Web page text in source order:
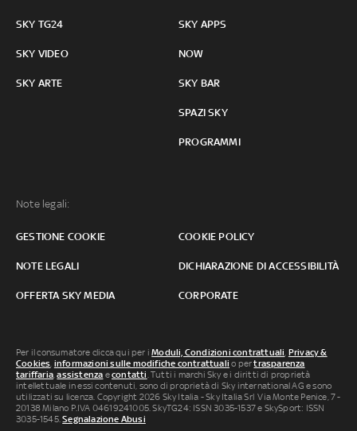
SKY TG24
SKY VIDEO
SKY ARTE
SKY APPS
NOW
SKY BAR
SPAZI SKY
PROGRAMMI
Note legali:
GESTIONE COOKIE COOKIE POLICY
NOTE LEGALI DICHIARAZIONE DI ACCESSIBILITÀ
OFFERTA SKY MEDIA CORPORATE
Per il consumatore clicca qui per iModuli, Condizioni contrattuali, Privacy &
Cookies, informazioni sulle modifiche contrattuali o pertrasparenza
tariffaria,assistenza econtatti. Tutti i marchi Sky e i diritti di proprietà
intellettuale in essi contenuti, sono di proprietà di Sky international AG e sono
utilizzati su licenza. Copyright 2026 Sky Italia - Sky Italia Srl Via Monte Penice, 7 -
20138 Milano P.IVA 04619241005. SkyTG24: ISSN 3035-1537 e SkySport: ISSN
3035-1545.Segnalazione Abusi